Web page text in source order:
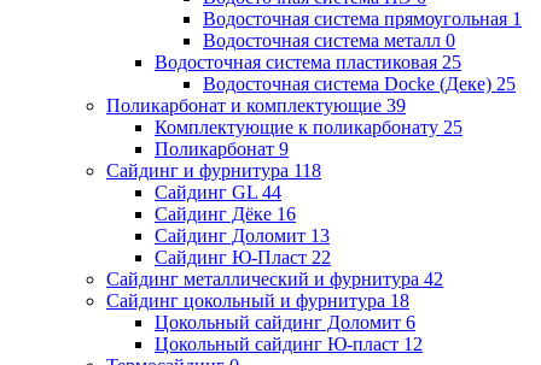
Водосточная система прямоугольная 1
Водосточная система металл 0
Водосточная система пластиковая 25
Водосточная система Docke (Деке) 25
Поликарбонат и комплектующие 39
Комплектующие к поликарбонату 25
Поликарбонат 9
Сайдинг и фурнитура 118
Сайдинг GL 44
Сайдинг Дёке 16
Сайдинг Доломит 13
Сайдинг Ю-Пласт 22
Сайдинг металлический и фурнитура 42
Сайдинг цокольный и фурнитура 18
Цокольный сайдинг Доломит 6
Цокольный сайдинг Ю-пласт 12